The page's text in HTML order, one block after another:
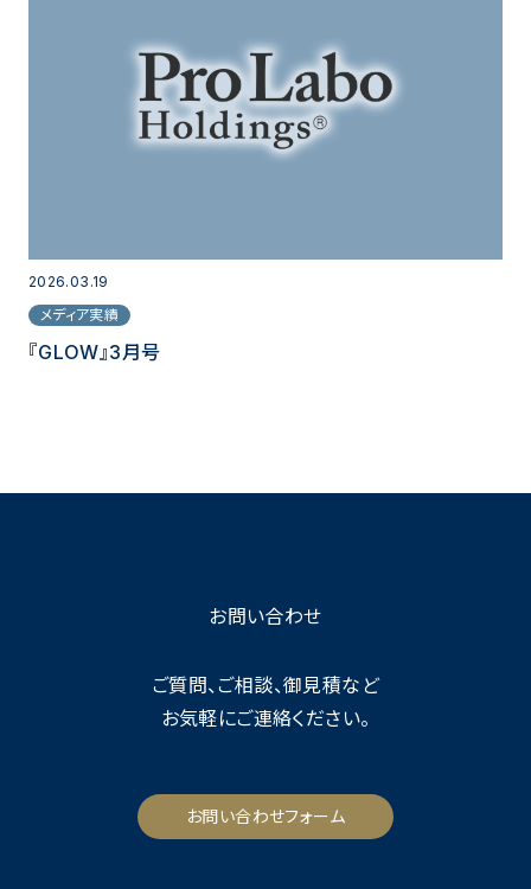
2026.03.19
メディア実績
『GLOW』3月号
お問い合わせ
ご質問、ご相談、御見積など
お気軽にご連絡ください。
お問い合わせフォーム